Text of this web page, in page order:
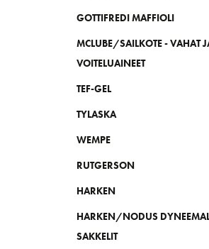
GOTTIFREDI MAFFIOLI
MCLUBE/SAILKOTE - VAHAT
VOITELUAINEET
TEF-GEL
TYLASKA
WEMPE
RUTGERSON
HARKEN
HARKEN/NODUS
SAKKELIT